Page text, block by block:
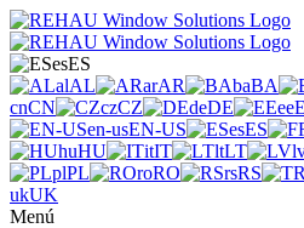
esES
alAL arAR baBA
cnCN czCZ deDE ee
en-usEN-US esES
huHU itIT ltLT
plPL roRO rsRS
ukUK
Menú